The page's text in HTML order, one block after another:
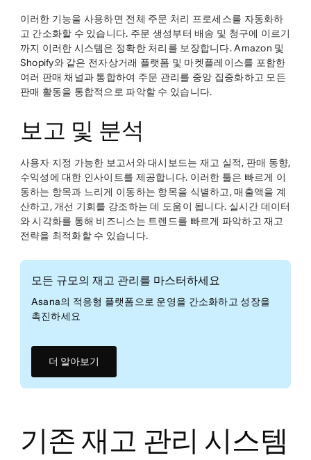
이러한 기능을 사용하면 전체 주문 처리 프로세스를 자동화하
고 간소화할 수 있습니다. 주문 생성부터 배송 및 청구에 이르기
까지 이러한 시스템은 정확한 처리를 보장합니다. Amazon 및
Shopify와 같은 전자상거래 플랫폼 및 마켓플레이스를 포함한
여러 판매 채널과 통합하여 주문 관리를 중앙 집중화하고 모든
판매 활동을 통합적으로 파악할 수 있습니다.
보고 및 분석
사용자 지정 가능한 보고서와 대시보드는 재고 실적, 판매 동향,
수익성에 대한 인사이트를 제공합니다. 이러한 툴은 빠르게 이
동하는 항목과 느리게 이동하는 항목을 식별하고, 매출액을 계
산하고, 개선 기회를 강조하는 데 도움이 됩니다. 실시간 데이터
와 시각화를 통해 비즈니스는 트렌드를 빠르게 파악하고 재고
전략을 최적화할 수 있습니다.
모든 규모의 재고 관리를 마스터하세요
Asana의 적응형 플랫폼으로 운영을 간소화하고 성장을
촉진하세요
더 알아보기
기존 재고 관리 시스템